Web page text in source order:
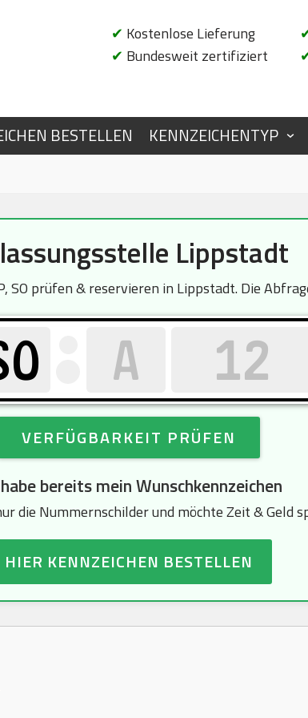
✔ Kostenlose Lieferung
✔ Bundesweit zertifiziert
BESTELLEN KENNZEICHENTYP
Lippstadt
SO prüfen & reservieren in Lippstadt. Die
VERFÜGBARKEIT PRÜFEN
bereits mein Wunschkennzeichen
die Nummernschilder und möchte Zeit & Geld
HIER KENNZEICHEN BESTELLEN